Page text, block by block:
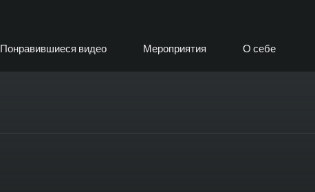
Понравившиеся видео Мероприятия О себе